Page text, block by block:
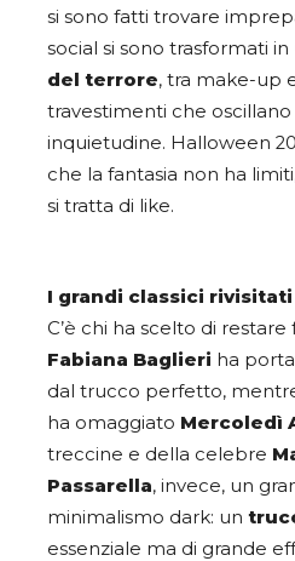
si sono fatti trovare
social si sono trasformati in
del terrore, tra make-up
travestimenti che
inquietudine. Halloween
che la fantasia non ha
si tratta di like.
I grandi classici
C’è chi ha scelto di restare
Fabiana Baglieri ha
dal trucco perfetto,
ha omaggiato Mercoledì
treccine e della celebre
Passarella, invece, un
minimalismo dark: un
essenziale ma di grande